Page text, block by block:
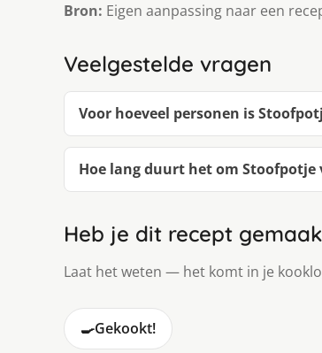
Bron: Eigen aanpassing naar een
Veelgestelde vragen
Voor hoeveel personen is
Hoe lang duurt het om Stoofpotje
Heb je dit recept
Laat het weten — het komt in je
🍳Gekookt!